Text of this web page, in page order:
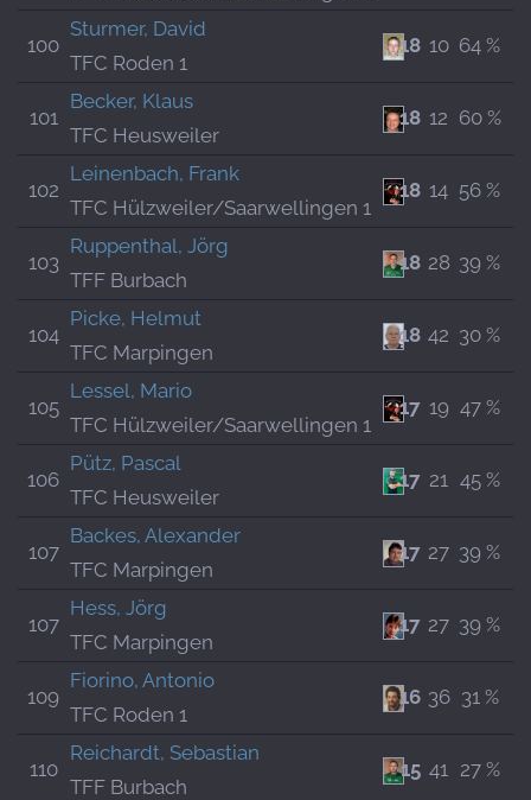
100
Sturmer, David
TFC Roden 1
18 10 64 %
101
Becker, Klaus
TFC Heusweiler
18 12 60 %
102
Leinenbach, Frank
TFC Hülzweiler/Saarwellingen 1
18 14 56 %
103
Ruppenthal, Jörg
TFF Burbach
18 28 39 %
104
Picke, Helmut
TFC Marpingen
18 42 30 %
105
Lessel, Mario
TFC Hülzweiler/Saarwellingen 1
17 19 47 %
106
Pütz, Pascal
TFC Heusweiler
17 21 45 %
107
Backes, Alexander
TFC Marpingen
17 27 39 %
107
Hess, Jörg
TFC Marpingen
17 27 39 %
109
Fiorino, Antonio
TFC Roden 1
16 36 31 %
110
Reichardt, Sebastian
TFF Burbach
15 41 27 %